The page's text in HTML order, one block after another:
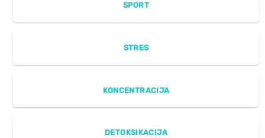
SPORT
STRES
KONCENTRACIJA
DETOKSIKACIJA